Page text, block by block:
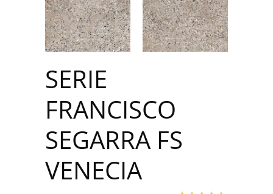
SERIE
FRANCISCO
SEGARRA FS
VENECIA